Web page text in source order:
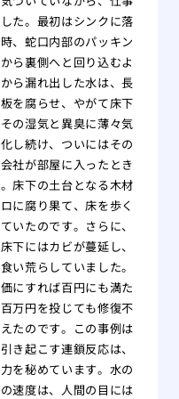
た。最初はシンクに落
、蛇口内部のパッキン
ら裏側へと回り込むよ
ら漏れ出した水は、長
を腐らせ、やがて床下
の湿気と異臭に薄々気
し続け、ついにはその
社が部屋に入ったとき
床下の土台となる木材
に腐り果て、床を歩く
いたのです。さらに、
下にはカビが蔓延し、
い荒らしていました。
にすれば百円にも満た
万円を投じても修復不
たのです。この事例は
き起こす連鎖反応は、
を秘めています。水の
速度は、人間の目には